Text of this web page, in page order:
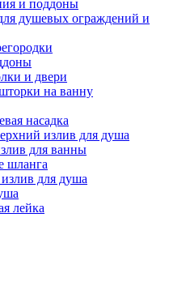
и поддоны
душевых ограждений и
и двери
на ванну
насадка
излив для душа
для ванны
шланга
для душа
лейка